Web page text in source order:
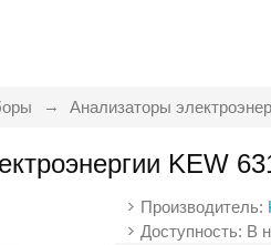
Анализаторы
KEW
Производитель:
Доступность: В